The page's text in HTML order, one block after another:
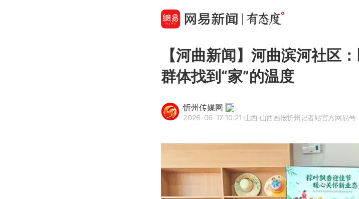
【河曲新闻】河曲滨河社区
群体找到“家”的温度
忻州传媒网
2026-06-17 10:21·山西·山西画报忻州记者站官方网易号